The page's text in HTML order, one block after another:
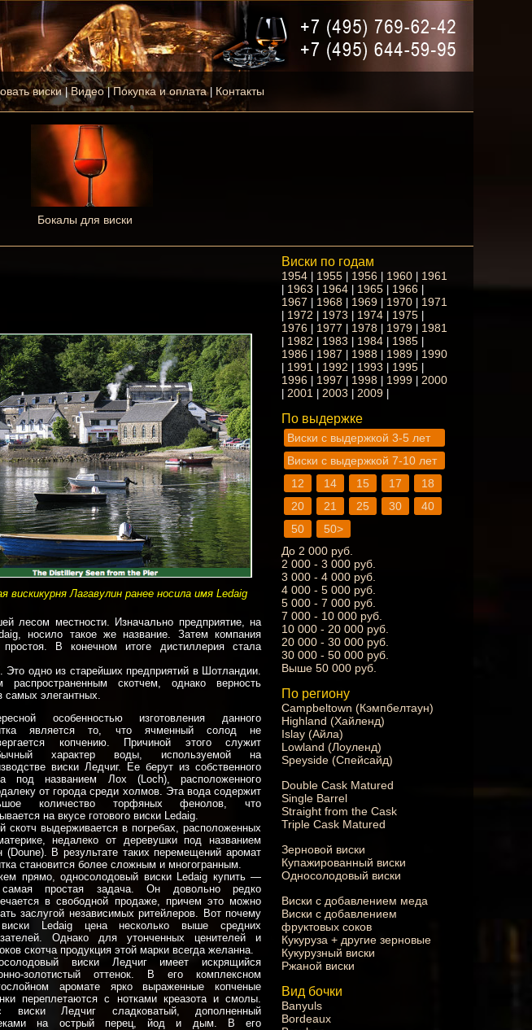
виски|Видео|Покупка и оплата| Контакты
Бокалы для виски
вискикурня Лагавулин ранее носила имя Ledaig
лесом местности. Изначально предприятие, на
носило такое же название. Затем компания
В конечном итоге дистиллерия стала
Это одно из старейших предприятий в Шотландии.
скотчем, однако верность
самых элегантных.
особенностью изготовления данного
является то, что ячменный солод не
копчению. Причиной этого служит
характер воды, используемой на
виски Ледчиг. Ее берут из собственного
под названием Лох (Loch), расположенного
от города среди холмов. Эта вода содержит
количество торфяных фенолов, что
на вкусе готового виски Ledaig.
скотч выдерживается в погребах, расположенных
недалеко от деревушки под названием
(Doune). В результате таких перемещений аромат
становится более сложным и многогранным.
прямо, односолодовый виски Ledaig купить —
простая задача. Он довольно редко
в свободной продаже, причем это можно
заслугой независимых ритейлеров. Вот почему
Ledaig цена несколько выше средних
Однако для утонченных ценителей и
скотча продукция этой марки всегда желанна.
виски Ледчиг имеет искрящийся
золотистый оттенок. В его комплексном
аромате ярко выраженные копченые
переплетаются с нотками креазота и смолы.
виски Ледчиг сладковатый, дополненный
на острый перец, йод и дым. В его
Виски по годам
1954 1955 1956 1960 1961
1963 1964 1965 1966
1967 1968 1969 1970 1971
1972 1973 1974 1975
1976 1977 1978 1979 1981
1982 1983 1984 1985
1986 1987 1988 1989 1990
1991 1992 1993 1995
1996 1997 1998 1999 2000
2001 2003 2009
По выдержке
Виски с выдержкой 3-5 лет
Виски с выдержкой 7-10 лет
12
14 15 17
18
20
21 25 30
40
50
50>
До 2 000 руб.
2 000 - 3 000 руб.
3 000 - 4 000 руб.
4 000 - 5 000 руб.
5 000 - 7 000 руб.
7 000 - 10 000 руб.
10 000 - 20 000 руб.
20 000 - 30 000 руб.
30 000 - 50 000 руб.
Выше 50 000 руб.
По региону
Campbeltown (Кэмпбелтаун)
Highland (Хайленд)
Islay (Айла)
Lowland (Лоуленд)
Speyside (Спейсайд)
Double Cask Matured
Single Barrel
Straight from the Cask
Triple Cask Matured
Зерновой виски
Купажированный виски
Односолодовый виски
Виски с добавлением меда
Виски с добавлением
фруктовых соков
Кукуруза + другие зерновые
Кукурузный виски
Ржаной виски
Вид бочки
Banyuls
Bordeaux